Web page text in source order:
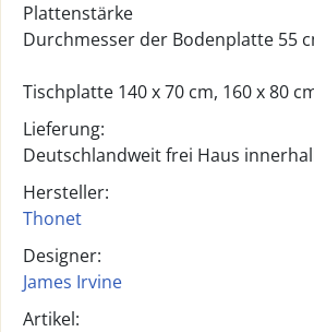
Plattenstärke
Durchmesser der Bodenplatte 55
Tischplatte 140 x 70 cm, 160 x 80
Lieferung:
Deutschlandweit frei Haus
Hersteller:
Thonet
Designer:
James Irvine
Artikel: